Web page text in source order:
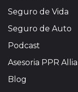
Seguro de Vida
Seguro de Auto
Podcast
Asesoria PPR
Blog